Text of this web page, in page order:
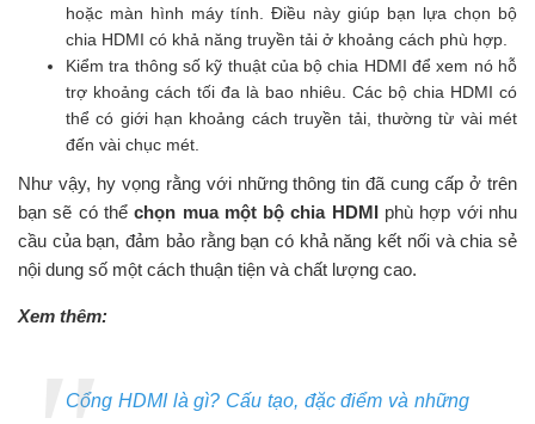
hoặc màn hình máy tính. Điều này giúp bạn lựa chọn bộ
chia HDMI có khả năng truyền tải ở khoảng cách phù hợp.
Kiểm tra thông số kỹ thuật của bộ chia HDMI để xem nó hỗ
trợ khoảng cách tối đa là bao nhiêu. Các bộ chia HDMI có
thể có giới hạn khoảng cách truyền tải, thường từ vài mét
đến vài chục mét.
Như vậy, hy vọng rằng với những thông tin đã cung cấp ở trên
bạn sẽ có thểchọn mua một bộ chia HDMIphù hợp với nhu
cầu của bạn, đảm bảo rằng bạn có khả năng kết nối và chia sẻ
nội dung số một cách thuận tiện và chất lượng cao.
Xem thêm:
Cổng HDMI là gì? Cấu tạo, đặc điểm và những